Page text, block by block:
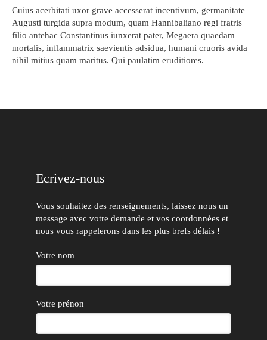
Cuius acerbitati uxor grave accesserat incentivum, germanitate
Augusti turgida supra modum, quam Hannibaliano regi fratris
filio antehac Constantinus iunxerat pater, Megaera quaedam
mortalis, inflammatrix saevientis adsidua, humani cruoris avida
nihil mitius quam maritus. Qui paulatim eruditiores.
Ecrivez-nous
Vous souhaitez des renseignements, laissez nous un
message avec votre demande et vos coordonnées et
nous vous rappelerons dans les plus brefs délais !
Votre nom
Votre prénon